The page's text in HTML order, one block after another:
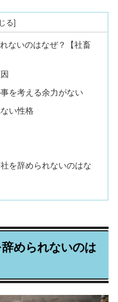
ないのはなぜ？【社畜
を考える余力がない
い性格
を辞められないのはな
められないのは